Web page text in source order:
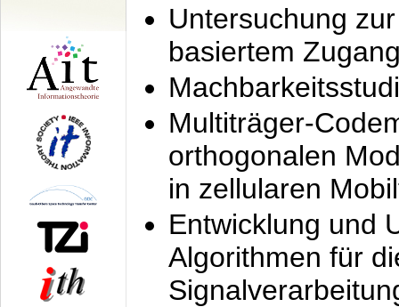
Untersuchung
basiertem
Multiträger-
orthogonalen
in zellularen
Entwicklung und
Algorithmen für